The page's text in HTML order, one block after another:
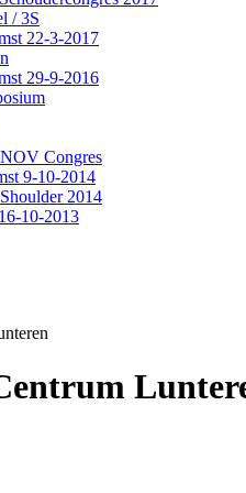
/ 3S
22-3-2017
29-9-2016
Congres
9-10-2014
2014
10-2013